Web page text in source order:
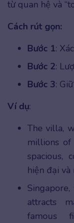
từ quan hệ và
Cách rút gọn:
Bước 1:
Bước 2:
Bước 3:
Ví dụ:
The villa,
millions
spacious,
hiện đại
attracts
famous